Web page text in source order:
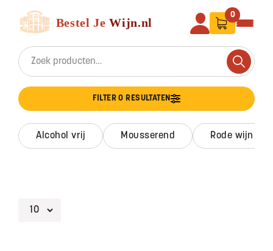
Search for:
Search
0
FILTER 0 RESULTATEN
alcohol vrij mousserend rode wijn